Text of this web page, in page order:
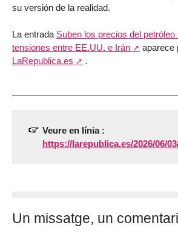
su versión de la realidad.
La entrada Suben los precios del
tensiones entre EE.UU. e Irán
aparece
LaRepublica.es
.
Veure en línia :
https://larepublica.es/2026/06/
Un missatge, un